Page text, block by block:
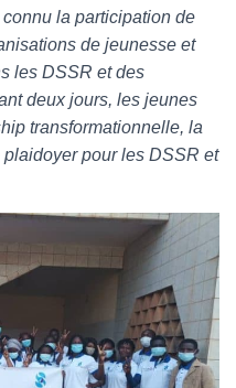
la participation de
de jeunesse et
les DSSR et des
deux jours, les jeunes
transformationnelle, la
pour les DSSR et